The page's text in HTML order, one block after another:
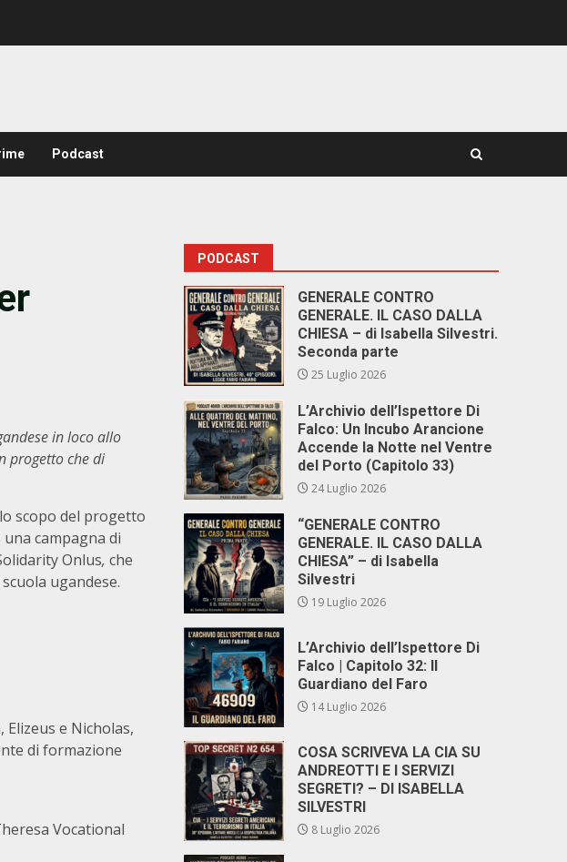
Podcast
in loco allo
progetto che di
scopo del progetto
campagna di
Onlus, che
ugandese.
e Nicholas,
di formazione
Vocational
PODCAST
GENERALE CONTRO
GENERALE. IL CASO DALLA
CHIESA – di Isabella Silvestri.
Seconda parte
25 Luglio 2026
L’Archivio dell’Ispettore Di
Falco: Un Incubo Arancione
Accende la Notte nel Ventre
del Porto (Capitolo 33)
24 Luglio 2026
“GENERALE CONTRO
GENERALE. IL CASO DALLA
CHIESA” – di Isabella
Silvestri
19 Luglio 2026
L’Archivio dell’Ispettore Di
Falco | Capitolo 32: Il
Guardiano del Faro
14 Luglio 2026
COSA SCRIVEVA LA CIA SU
ANDREOTTI E I SERVIZI
SEGRETI? – DI ISABELLA
SILVESTRI
8 Luglio 2026